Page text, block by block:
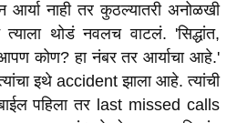
नाही तर कुठल्यातरी अनोळखी
थोडं नवलच वाटलं. 'सिद्धांत,
कोण? हा नंबर तर आर्याचा आहे.'
इथे accident झाला आहे. त्यांची
पहिला तर last missed calls